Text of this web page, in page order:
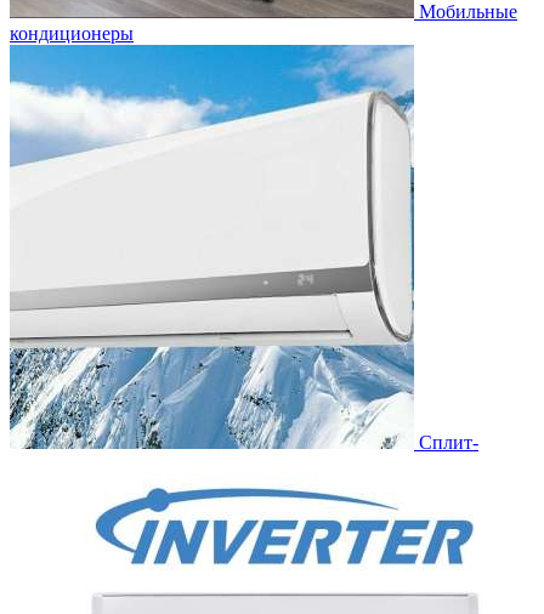
Мобильные
кондиционеры
Сплит-